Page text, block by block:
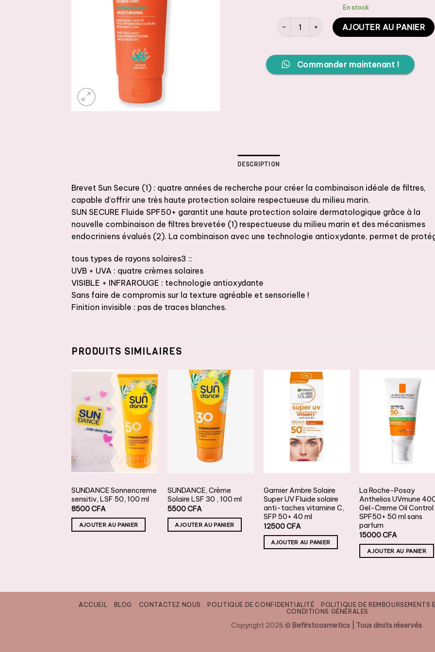
En stock
quantité de SVR Crème solaire Sun Secure
AJOUTER AU PANIER
Commander maintenant !
DESCRIPTION
Brevet Sun Secure (1) : quatre années de recherche pour créer la combinaison idéale de filtres,
capable d’offrir une très haute protection solaire respectueuse du milieu marin.
SUN SECURE Fluide SPF50+ garantit une haute protection solaire dermatologique grâce à la
nouvelle combinaison de filtres brevetée (1) respectueuse du milieu marin et des mécanismes
endocriniens évalués (2). La combinaison avec une technologie antioxydante, permet de
tous types de rayons solaires3 ::
UVB + UVA : quatre crèmes solaires
VISIBLE + INFRAROUGE : technologie antioxydante
Sans faire de compromis sur la texture agréable et sensorielle !
Finition invisible : pas de traces blanches.
PRODUITS SIMILAIRES
AJOUTER
À LA
LISTE DE
SOUHAITS
SUNDANCE Sonnencreme
sensitiv, LSF 50, 100 ml
8500CFA
AJOUTER AU PANIER
AJOUTER
À LA
LISTE DE
SOUHAITS
SUNDANCE, Crème
Solaire LSF 30 , 100 ml
5500CFA
AJOUTER AU PANIER
AJOUTER
À LA
LISTE DE
SOUHAITS
Garnier Ambre Solaire
Super UV Fluide solaire
anti-taches vitamine C,
SFP 50+ 40 ml
12500CFA
AJOUTER AU PANIER
AJOUTER
À LA
LISTE DE
SOUHAITS
La Roche-Posay
Anthelios UVmune
Gel-Creme Oil Control
SPF50+ 50 ml sans
parfum
15000CFA
AJOUTER AU PANIER
ACCUEIL BLOG CONTACTEZ NOUS POLITIQUE DE CONFIDENTIALITÉ
POLITIQUE DE REMBOURSEMENTS
CONDITIONS GÉNÉRALES
Copyright 2026 © Befirstcosmetics | Tous droits réservés